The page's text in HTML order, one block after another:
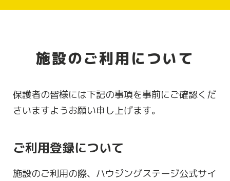
施設のご利用について
保護者の皆様には下記の事項を事前にご確認くだ
さいますようお願い申し上げます。
ご利用登録について
施設のご利用の際、ハウジングステージ公式サイ